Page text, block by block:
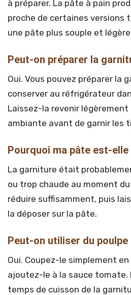
à préparer. La pâte à pain
proche de certaines versions
une pâte plus souple et
Peut-on préparer la
Oui. Vous pouvez préparer la
conserver au réfrigérateur
Laissez-la revenir
ambiante avant de garnir les
Pourquoi ma pâte est-
La garniture était
ou trop chaude au moment
réduire suffisamment, puis
la déposer sur la pâte.
Peut-on utiliser du poulpe
Oui. Coupez-le simplement
ajoutez-le à la sauce tomate.
temps de cuisson de la